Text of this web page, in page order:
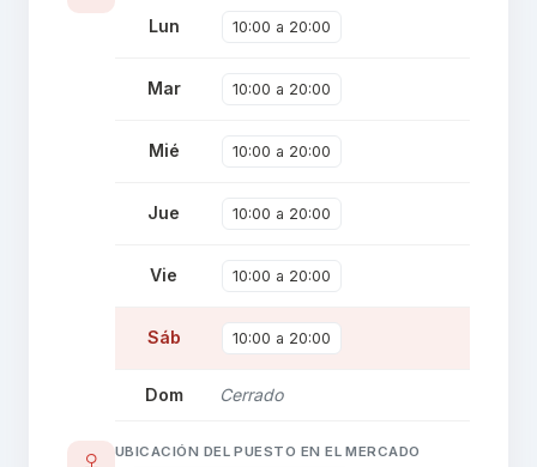
Lun 10:00 a 20:00
Mar 10:00 a 20:00
Mié 10:00 a 20:00
Jue 10:00 a 20:00
Vie 10:00 a 20:00
Sáb 10:00 a 20:00
Dom Cerrado
UBICACIÓN DEL PUESTO EN EL MERCADO